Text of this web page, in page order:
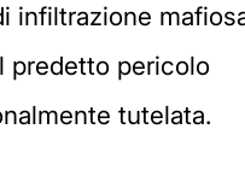
infiltrazione
predetto pericolo
tutelata.